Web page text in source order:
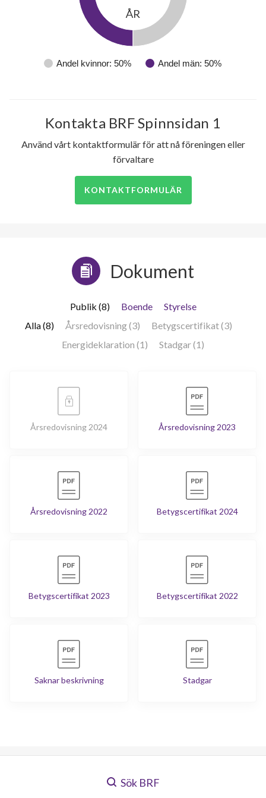
Andel kvinnor: 50% Andel män: 50%
ÅR
Kontakta BRF Spinnsidan 1
Använd vårt kontaktformulär för att nå föreningen eller
förvaltare
KONTAKTFORMULÄR
Dokument
Publik (8) Boende
Styrelse
Alla (8)
Årsredovisning (3)
Betygscertifikat (3)
Energideklaration (1)
Stadgar (1)
Årsredovisning 2024 Årsredovisning 2023
Årsredovisning 2022 Betygscertifikat 2024
Betygscertifikat 2023 Betygscertifikat 2022
Saknar beskrivning Stadgar
Sök BRF